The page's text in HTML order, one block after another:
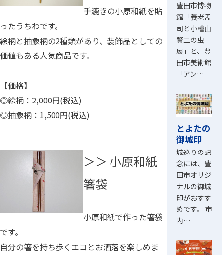
手漉きの小原和紙を貼
ったうちわです。
絵柄と抽象柄の2種類があり、装飾品としての
価値もある人気商品です。
【価格】
◎絵柄：2,000円(税込)
◎抽象柄：1,500円(税込)
＞＞ 小原和紙
箸袋
小原和紙で作った箸袋
です。
自分の箸を持ち歩くエコとお洒落を楽しめま
豊田市博物
館「養老孟
司と小檜山
賢二の虫
展」と、豊
田市美術館
「アン…
とよたの
御城印
城巡りの記
念には、豊
田市オリジ
ナルの御城
印がおすす
めです。 市
内…